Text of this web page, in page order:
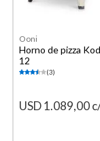
Ooni
Horno de pizza
12
(3)
USD 1.089,00